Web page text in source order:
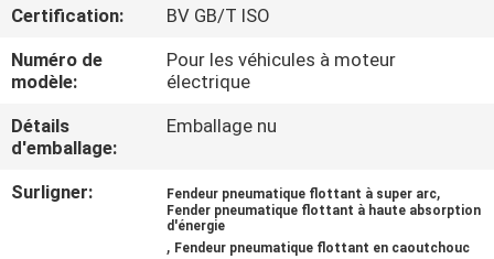
A
PROPOS
DE
NOUS
Certification:
BV GB/T ISO
Numéro de
modèle:
Pour les véhicules à moteur
électrique
Détails
d'emballage:
Emballage nu
Surligner: Fendeur pneumatique flottant à super arc,
Fender pneumatique flottant à haute absorption
d'énergie
, Fendeur pneumatique flottant en caoutchouc